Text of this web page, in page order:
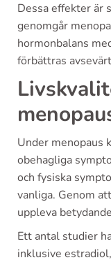
Dessa effekter är
genomgår
hormonbalans
förbättras
Under menopaus
obehagliga
och fysiska
vanliga. Genom
uppleva
Ett antal studier
inklusive